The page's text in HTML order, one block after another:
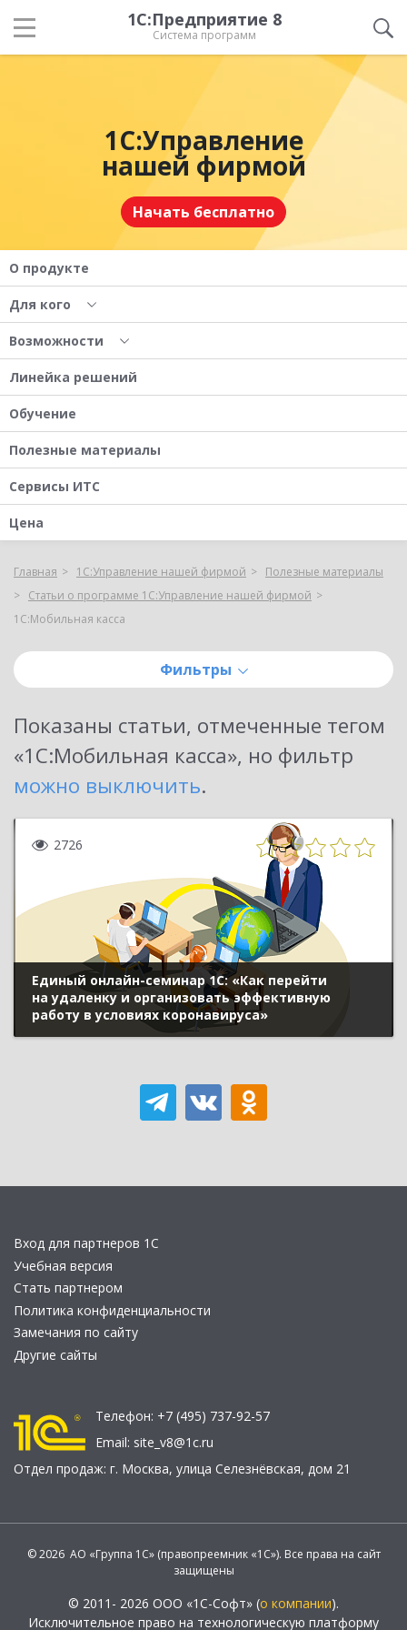
1С:Предприятие 8
Система программ
1С:Управление
нашей фирмой
Начать бесплатно
О продукте
Для кого
Возможности
Линейка решений
Обучение
Полезные материалы
Сервисы ИТС
Цена
Главная 1С:Управление нашей фирмой
Полезные материалы
Статьи о программе 1С:Управление нашей фирмой
1С:Мобильная касса
Фильтры
Показаны статьи, отмеченные тегом
«1С:Мобильная касса», но фильтр
можно выключить.
2726
Единый онлайн-семинар 1С: «Как перейти
на удаленку и организовать эффективную
работу в условиях коронавируса»
Вход для партнеров 1С
Учебная версия
Стать партнером
Политика конфиденциальности
Замечания по сайту
Другие сайты
Телефон: +7 (495) 737-92-57
Email: site_v8@1c.ru
Отдел продаж: г. Москва, улица Селезнёвская, дом 21
© 2026 АО «Группа 1С» (правопреемник «1С»). Все права на сайт
защищены
© 2011- 2026 ООО «1С-Софт» (о компании).
Исключительное право на технологическую платформу